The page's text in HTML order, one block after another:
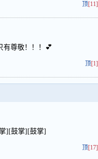
顶[11]
有尊敬！！！💕
顶[1]
][鼓掌][鼓掌]
顶[17]